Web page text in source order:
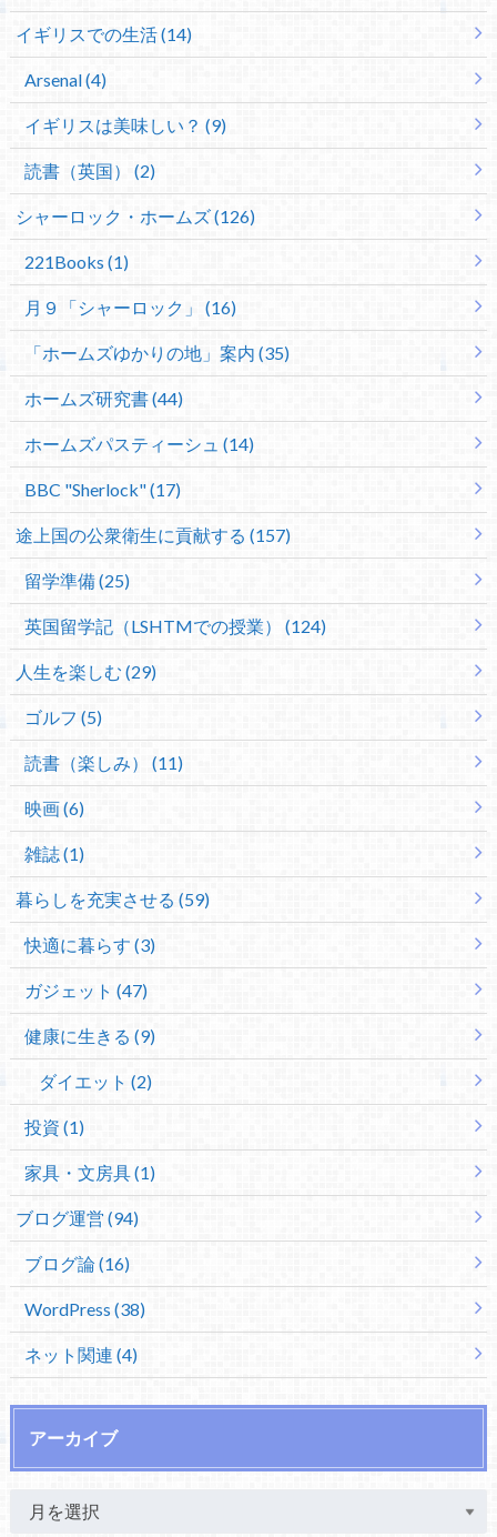
イギリスでの生活 (14)
Arsenal (4)
イギリスは美味しい？ (9)
読書（英国） (2)
シャーロック・ホームズ (126)
221Books (1)
月９「シャーロック」 (16)
「ホームズゆかりの地」案内 (35)
ホームズ研究書 (44)
ホームズパスティーシュ (14)
BBC "Sherlock" (17)
途上国の公衆衛生に貢献する (157)
留学準備 (25)
英国留学記（LSHTMでの授業） (124)
人生を楽しむ (29)
ゴルフ (5)
読書（楽しみ） (11)
映画 (6)
雑誌 (1)
暮らしを充実させる (59)
快適に暮らす (3)
ガジェット (47)
健康に生きる (9)
ダイエット (2)
投資 (1)
家具・文房具 (1)
ブログ運営 (94)
ブログ論 (16)
WordPress (38)
ネット関連 (4)
アーカイブ